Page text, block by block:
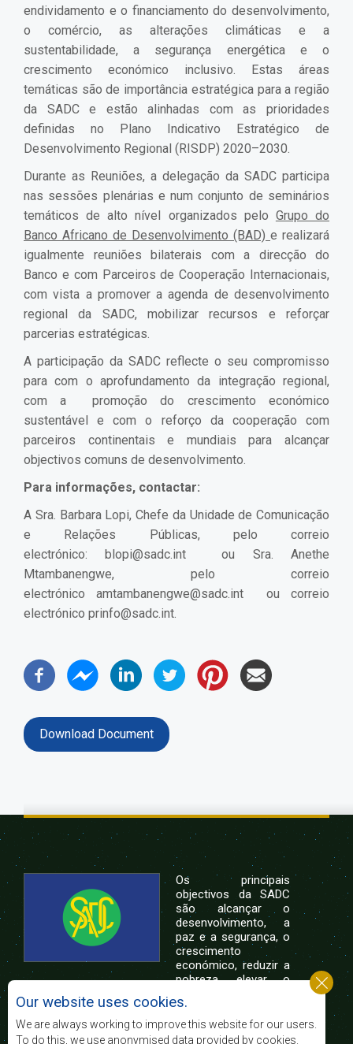
endividamento e o financiamento do desenvolvimento,
o comércio, as alterações climáticas e a
sustentabilidade, a segurança energética e o
crescimento económico inclusivo. Estas áreas
temáticas são de importância estratégica para a região
da SADC e estão alinhadas com as prioridades
definidas no Plano Indicativo Estratégico de
Desenvolvimento Regional (RISDP) 2020–2030.
Durante as Reuniões, a delegação da SADC participa
nas sessões plenárias e num conjunto de seminários
temáticos de alto nível organizados pelo Grupo do
Banco Africano de Desenvolvimento (BAD) e realizará
igualmente reuniões bilaterais com a direcção do
Banco e com Parceiros de Cooperação Internacionais,
com vista a promover a agenda de desenvolvimento
regional da SADC, mobilizar recursos e reforçar
parcerias estratégicas.
A participação da SADC reflecte o seu compromisso
para com o aprofundamento da integração regional,
com a promoção do crescimento económico
sustentável e com o reforço da cooperação com
parceiros continentais e mundiais para alcançar
objectivos comuns de desenvolvimento.
Para informações, contactar:
A Sra. Barbara Lopi, Chefe da Unidade de Comunicação
e Relações Públicas, pelo correio
electrónico: blopi@sadc.int ou Sra. Anethe
Mtambanengwe, pelo correio
electrónicoamtambanengwe@sadc.int ou correio
electrónico prinfo@sadc.int.
Download Document
Os principais
objectivos da SADC
são alcançar o
desenvolvimento, a
paz e a segurança, o
crescimento
económico, reduzir a
pobreza, elevar o
nível e a qualidade de vida das populações da
África Austral, e apoiar as camadas sociais
desfavorecidas mediante a integração regional,
assente nos princípios democráticos e no
Our website uses cookies.
We are always working to improve this website for our users.
To do this, we use anonymised data provided by cookies.